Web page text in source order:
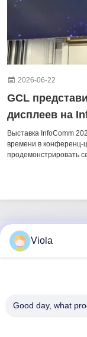
2026-06-22
GCL
дисплеев на
Выставка InfoComm
времени в конференц-
продемонстрировать
для аренды и
Быстрый
сообщество
Viola
Good day, what